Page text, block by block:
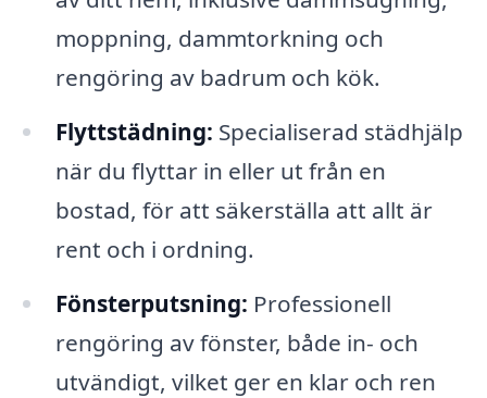
moppning, dammtorkning och
rengöring av badrum och kök.
Flyttstädning: Specialiserad städhjälp
när du flyttar in eller ut från en
bostad, för att säkerställa att allt är
rent och i ordning.
Fönsterputsning: Professionell
rengöring av fönster, både in- och
utvändigt, vilket ger en klar och ren